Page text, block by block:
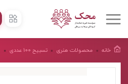
خانه محصولات هنرى تسبیح 100 عددی